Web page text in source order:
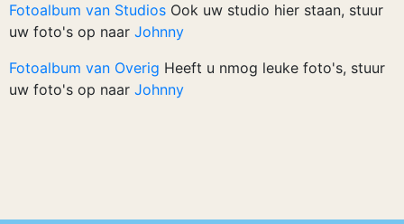
Fotoalbum van Studios Ook uw studio hier staan, stuur
uw foto's op naar Johnny
Fotoalbum van Overig Heeft u nmog leuke foto's, stuur
uw foto's op naar Johnny